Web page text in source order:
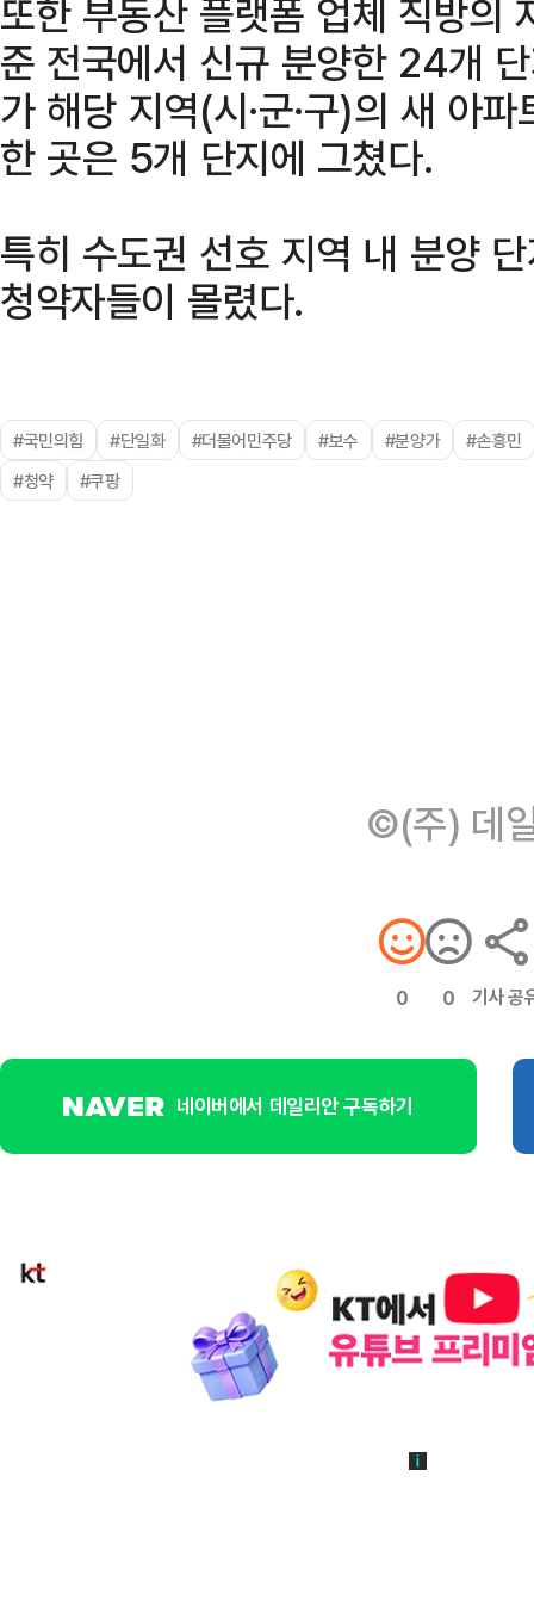
또한 부동산 플랫폼 업체 직방의
준 전국에서 신규 분양한 24개
가 해당 지역(시·군·구)의 새 아
한 곳은 5개 단지에 그쳤다.
특히 수도권 선호 지역 내 분양
청약자들이 몰렸다.
#국민의힘 #단일화 #더불어민주당 #보수 #분양가
#손흥민
#청약
#쿠팡
©(주) 데
0 0 기사 공
네이버에서 데일리안 구독하기